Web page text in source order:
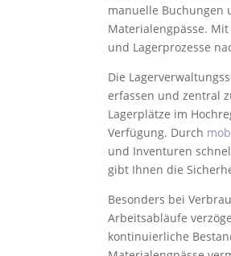
manuelle Buchungen
Materialengpässe.
und Lagerprozesse
Die
erfassen und zentral
Lagerplätze im
Verfügung. Durch
und Inventuren
gibt Ihnen die
Besonders bei
Arbeitsabläufe
kontinuierliche